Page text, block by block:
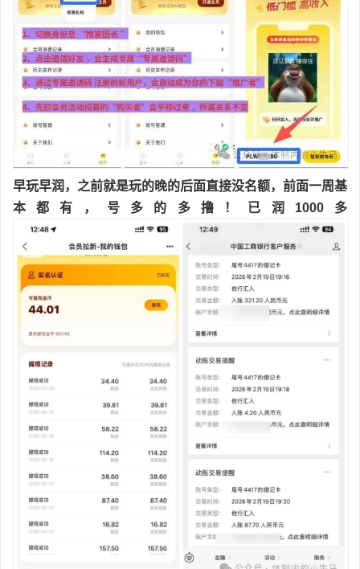
早玩早润，之前就是玩的晚的后面直接没名额，前面一周基
本都有，号多的多撸！已润1000多